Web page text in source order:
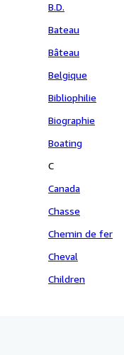
B.D.
Bateau
Bâteau
Belgique
Bibliophilie
Biographie
Boating
C
Canada
Chasse
Chemin de fer
Cheval
Children